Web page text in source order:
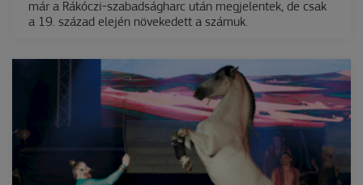
már a Rákóczi-szabadságharc után megjelentek, de csak
a 19. század elején növekedett a számuk.